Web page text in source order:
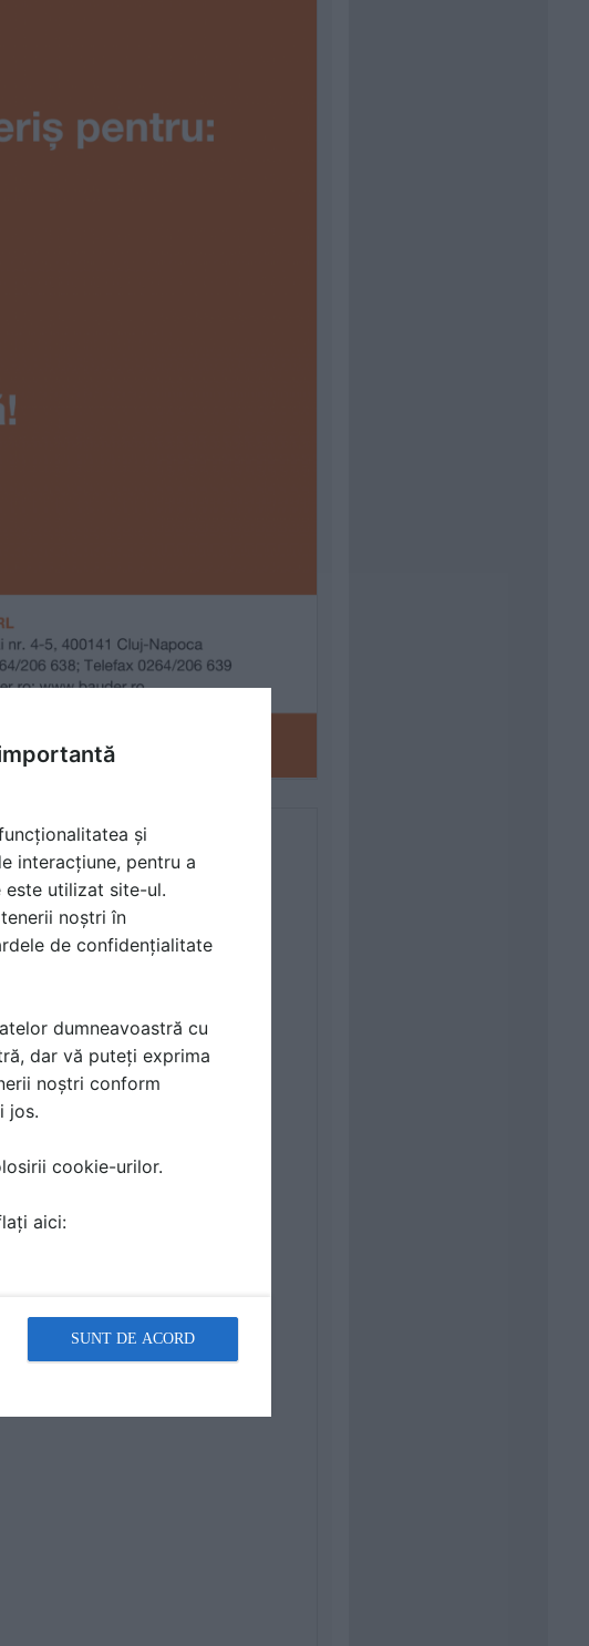
și
interacțiune, pentru a
utilizat site-ul.
noștri în
de confidențialitate
dumneavoastră cu
dar vă puteți exprima
noștri conform
jos.
cookie-urilor.
aici:
SUNT DE ACORD